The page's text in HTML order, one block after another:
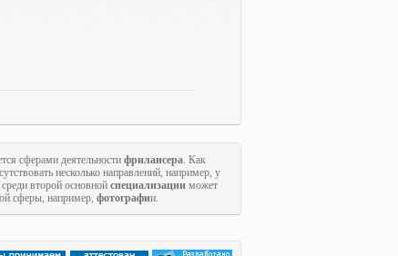
сферами деятельности фрилансера. Как
несколько направлений, например, у
второй основной специализации может
сферы, например, фотографии.